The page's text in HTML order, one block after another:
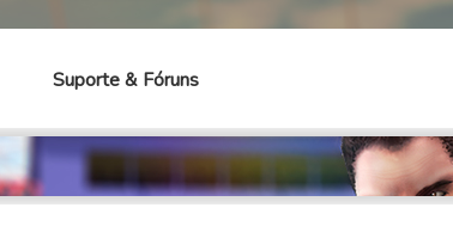
Suporte & Fóruns